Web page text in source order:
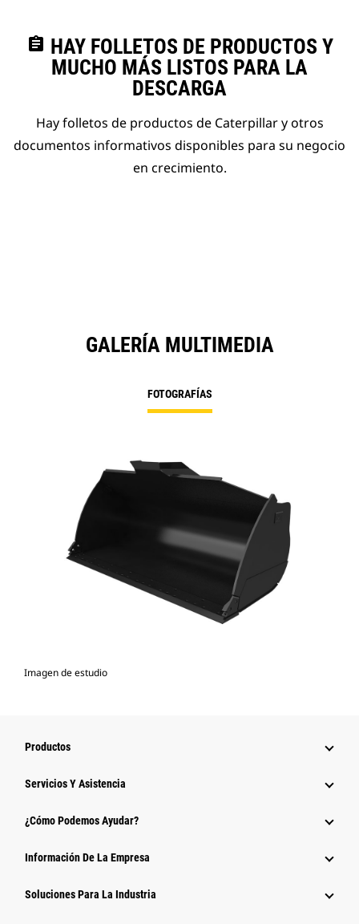
assignment HAY FOLLETOS DE PRODUCTOS Y
MUCHO MÁS LISTOS PARA LA
DESCARGA
Hay folletos de productos de Caterpillar y otros
documentos informativos disponibles para su negocio
en crecimiento.
GALERÍA MULTIMEDIA
FOTOGRAFÍAS
Imagen de estudio
Productos
Servicios Y Asistencia
¿Cómo Podemos Ayudar?
Información De La Empresa
Soluciones Para La Industria